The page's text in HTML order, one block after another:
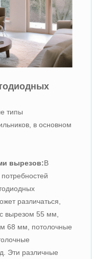
типы
в основном
вырезов:В
различаться,
вырезом 55 мм,
68 мм, потолочные
Эти различные